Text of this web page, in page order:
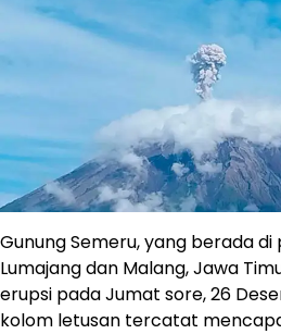
Gunung Semeru, yang berada
Lumajang dan Malang, Jawa
erupsi pada Jumat sore, 26
kolom letusan tercatat